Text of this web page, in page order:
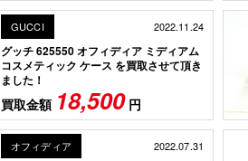
GUCCI 2022.11.24
グッチ 625550 オフィディア ミディアム
コスメティック ケース を買取させて頂き
ました！
買取金額 18,500円
オフィディア 2022.07.31